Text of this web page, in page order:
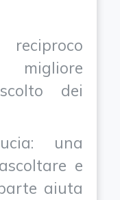
dei
una
e
aiuta